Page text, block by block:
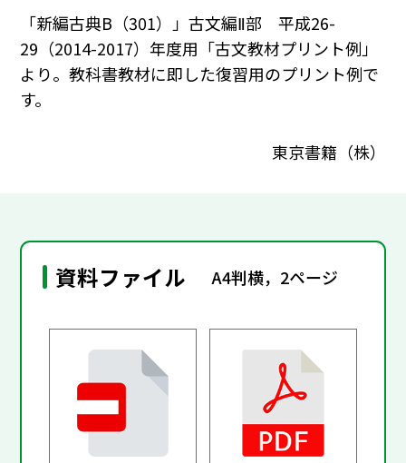
「新編古典B（301）」古文編Ⅱ部 平成26-
29（2014-2017）年度用「古文教材プリント例」
より。教科書教材に即した復習用のプリント例で
す。
東京書籍（株）
資料ファイル A4判横，2ページ